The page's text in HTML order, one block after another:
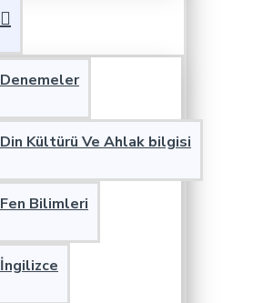
Denemeler
Din Kültürü Ve Ahlak bilgisi
Fen Bilimleri
İngilizce